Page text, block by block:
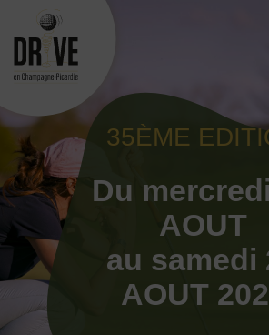
content
35ÈME
Du
AOUT
au samedi
AOUT